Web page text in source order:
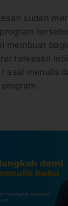
sudah
membuat
terkesan
asal menulis